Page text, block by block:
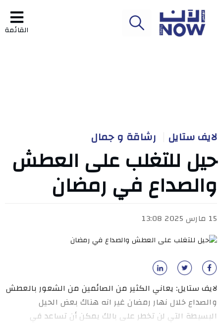
القائمة
لايف ستايل رشاقة و جمال
حيل للتغلب على العطش
والصداع في رمضان
15 مارس 2025 13:08
لايف ستايل: يعاني الكثير من الصائمين من الشعور بالعطش
والصداع خلال نهار رمضان غير انه هناك بعض الحيل
البسيطة التي لن تخطر على بالك يمكن أن تساعد في